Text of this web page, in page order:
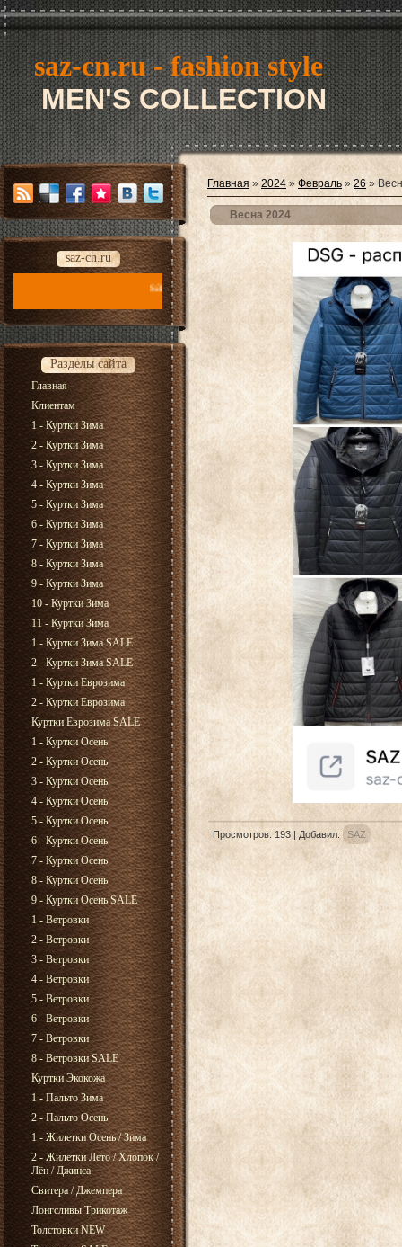
saz-cn.ru - fashion style
MEN'S COLLECTION
saz-cn.ru
saz-cn.ru - fashion style new collection 2026
Разделы сайта
Главная
Клиентам
1 - Куртки Зима
2 - Куртки Зима
3 - Куртки Зима
4 - Куртки Зима
5 - Куртки Зима
6 - Куртки Зима
7 - Куртки Зима
8 - Куртки Зима
9 - Куртки Зима
10 - Куртки Зима
11 - Куртки Зима
1 - Куртки Зима SALE
2 - Куртки Зима SALE
1 - Куртки Еврозима
2 - Куртки Еврозима
Куртки Еврозима SALE
1 - Куртки Осень
2 - Куртки Осень
3 - Куртки Осень
4 - Куртки Осень
5 - Куртки Осень
6 - Куртки Осень
7 - Куртки Осень
8 - Куртки Осень
9 - Куртки Осень SALE
1 - Ветровки
2 - Ветровки
3 - Ветровки
4 - Ветровки
5 - Ветровки
6 - Ветровки
7 - Ветровки
8 - Ветровки SALE
Куртки Экокожа
1 - Пальто Зима
2 - Пальто Осень
1 - Жилетки Осень / Зима
2 - Жилетки Лето / Хлопок /
Лён / Джинса
Свитера / Джемпера
Лонгсливы Трикотаж
Толстовки NEW
Главная » 2024 » Февраль » 26 »
Весна 2024
Просмотров: 193 | Добавил: SAZ